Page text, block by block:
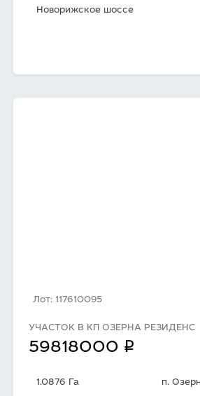
Новорижское шоссе
Лот: 117610095
УЧАСТОК В КП ОЗЕРНА РЕЗИДЕНС
59818000 q
1.0876 Га п.